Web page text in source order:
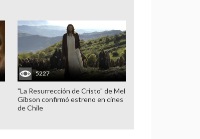
5227
"La Resurrección de Cristo" de Mel
Gibson confirmó estreno en cines
de Chile